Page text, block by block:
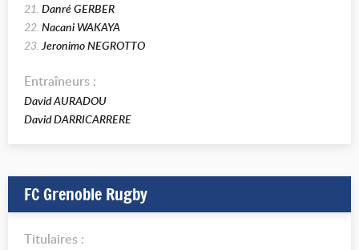
21. Danré GERBER
22. Nacani WAKAYA
23.Jeronimo NEGROTTO
Entraîneurs :
David AURADOU
David DARRICARRERE
FC Grenoble Rugby
Titulaires :